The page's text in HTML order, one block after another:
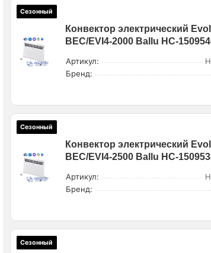
Сезонный
Конвектор электрический
BEC/EVI4-2000 Ballu НС-
Артикул:
Бренд:
Сезонный
Конвектор электрический
BEC/EVI4-2500 Ballu НС-
Артикул:
Бренд:
Сезонный